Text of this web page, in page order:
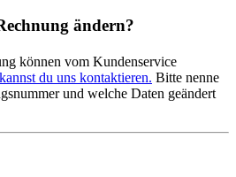
ändern?
können vom Kundenservice
du uns kontaktieren. Bitte nenne
und welche Daten geändert